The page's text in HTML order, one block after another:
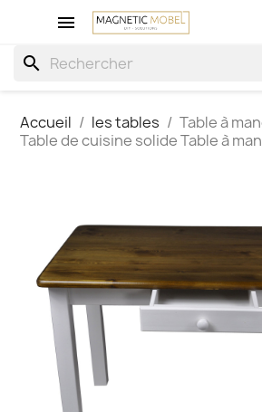

search
Accueil les tables
Table à
Table de cuisine solide Table à